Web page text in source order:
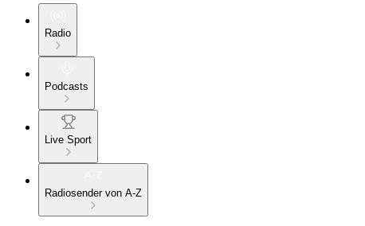
Radio
Podcasts
Live Sport
Radiosender von A-Z